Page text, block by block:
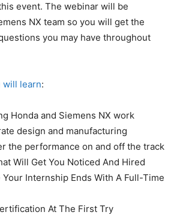
event. The webinar will be
NX team so you will get the
you may have throughout
will learn:
Honda and Siemens NX work
design and manufacturing
the performance on and off the track
Will Get You Noticed And Hired
Your Internship Ends With A Full-Time
At The First Try